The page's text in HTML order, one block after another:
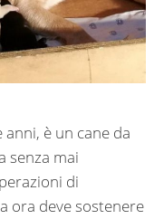
è un cane da
senza mai
di
ora deve sostenere